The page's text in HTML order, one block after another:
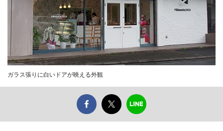
ガラス張りに白いドアが映える外観